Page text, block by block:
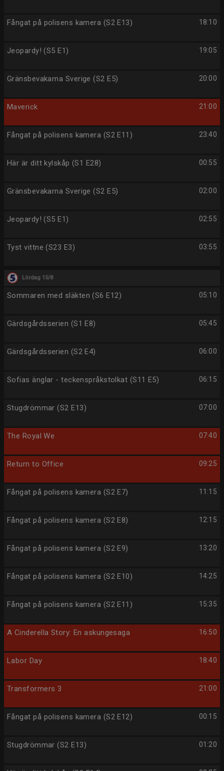
18:10
Fångat på polisens kamera (S2 E13)
19:05
Jeopardy! (S5 E1)
20:00
Gränsbevakarna Sverige (S2 E5)
21:00
Maverick
23:40
Fångat på polisens kamera (S2 E11)
00:55
Här är ditt kylskåp (S1 E28)
02:00
Gränsbevakarna Sverige (S2 E5)
02:55
Jeopardy! (S5 E1)
03:55
Tyst vittne (S23 E3)
Lördag 15/8
05:10
Sommaren med släkten (S6 E12)
05:45
Gärdsgårdsserien (S1 E8)
06:00
Gärdsgårdsserien (S2 E4)
06:15
Sofias änglar - teckenspråkstolkat (S11 E5)
07:00
Stugdrömmar (S2 E13)
07:40
The Royal We
09:25
Return to Office
11:15
Fångat på polisens kamera (S2 E7)
12:15
Fångat på polisens kamera (S2 E8)
13:20
Fångat på polisens kamera (S2 E9)
14:25
Fångat på polisens kamera (S2 E10)
15:35
Fångat på polisens kamera (S2 E11)
16:50
A Cinderella Story: En askungesaga
18:40
Labor Day
21:00
Transformers 3
00:15
Fångat på polisens kamera (S2 E12)
01:20
Stugdrömmar (S2 E13)